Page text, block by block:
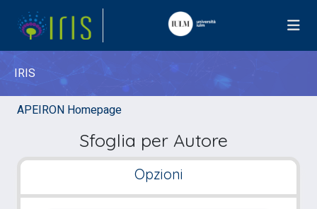
IRIS
APEIRON Homepage
Sfoglia per Autore
Opzioni